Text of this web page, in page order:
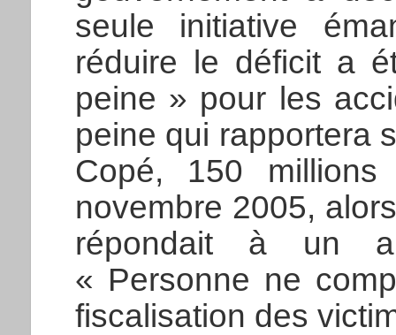
seule initiative
réduire le déficit a
peine » pour les
peine qui rapportera
Copé, 150 millions
novembre 2005,
répondait à un
« Personne ne
fiscalisation des